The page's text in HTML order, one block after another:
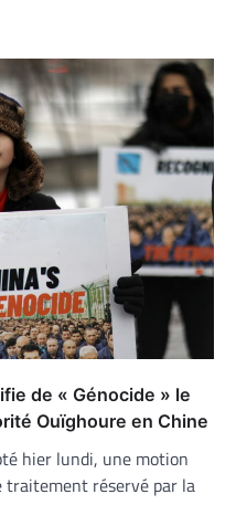
de « Génocide » le
Ouïghoure en Chine
hier lundi, une motion
réservé par la